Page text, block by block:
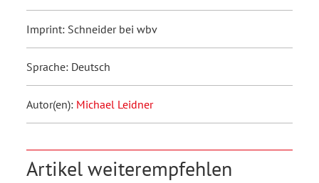
Imprint: Schneider bei wbv
Sprache: Deutsch
Autor(en): Michael Leidner
Artikel weiterempfehlen